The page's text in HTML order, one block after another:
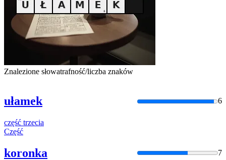
Znalezione słowatrafność/liczba znaków
ułamek 6
część trzecia
Część
koronka 7